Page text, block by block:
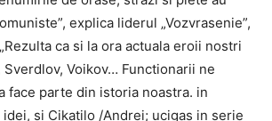
explica liderul „Vozvrasenie”,
ca si la ora actuala eroii nostri
Voikov… Functionarii ne
face parte din istoria noastra. in
idei, si Cikatilo /Andrei; ucigas in serie